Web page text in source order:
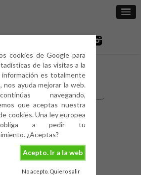
cookies de Google para
de las visitas a la
información es totalmente
nos ayuda mejorar la web.
navegando,
que aceptas nuestra
cookies. Una ley europea
a pedir tu
¿Aceptas?
Acepto. Ir a la web
No acepto. Quiero salir
PÉTALO-5